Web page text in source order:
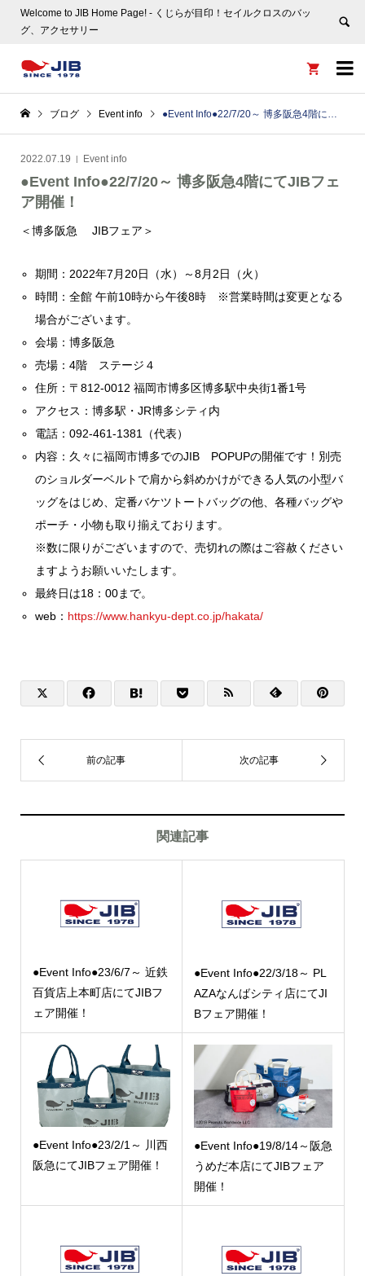
Welcome to JIB Home Page! ‐ くじらが目印！セイルクロスのバッ
グ、アクセサリー


ブログ Event info ●Event Info●22/7/20～ 博多阪急4階にてJIBフェア開催！
2022.07.19 Event info
●Event Info●22/7/20～ 博多阪急4階にてJIBフェ
ア開催！
＜博多阪急 JIBフェア＞
期間：2022年7月20日（水）～8月2日（火）
時間：全館 午前10時から午後8時 ※営業時間は変更となる
場合がございます。
会場：博多阪急
売場：4階 ステージ４
住所：〒812-0012 福岡市博多区博多駅中央街1番1号
アクセス：博多駅・JR博多シティ内
電話：092-461-1381（代表）
内容：久々に福岡市博多でのJIB POPUPの開催です！別売
のショルダーベルトで肩から斜めかけができる人気の小型バ
ッグをはじめ、定番バケツトートバッグの他、各種バッグや
ポーチ・小物も取り揃えております。
※数に限りがございますので、売切れの際はご容赦ください
ますようお願いいたします。
最終日は18：00まで。
web： https://www.hankyu-dept.co.jp/hakata/
関連記事
●Event Info●23/6/7～ 近鉄
百貨店上本町店にてJIBフ
ェア開催！
●Event Info●22/3/18～ PL
AZAなんばシティ店にてJI
Bフェア開催！
●Event Info●23/2/1～ 川西
阪急にてJIBフェア開催！
●Event Info●19/8/14～阪急
うめだ本店にてJIBフェア
開催！